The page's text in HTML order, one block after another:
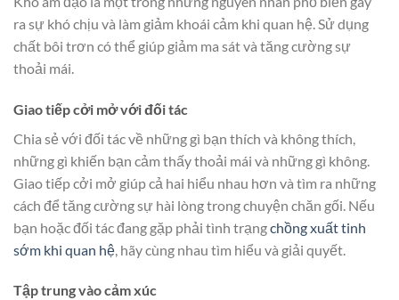
ra sự khó chịu và làm giảm khoái cảm khi quan hệ. Sử dụng
chất bôi trơn có thể giúp giảm ma sát và tăng cường sự
thoải mái.
Giao tiếp cởi mở với đối tác
Chia sẻ với đối tác về những gì bạn thích và không thích,
những gì khiến bạn cảm thấy thoải mái và những gì không.
Giao tiếp cởi mở giúp cả hai hiểu nhau hơn và tìm ra những
cách để tăng cường sự hài lòng trong chuyện chăn gối. Nếu
bạn hoặc đối tác đang gặp phải tình trạngchồng xuất tinh
sớm khi quan hệ , hãy cùng nhau tìm hiểu và giải quyết.
Tập trung vào cảm xúc